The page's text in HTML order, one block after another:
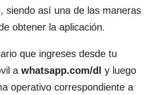
siendo así una de las maneras
obtener la aplicación.
que ingreses desde tu
a whatsapp.com/dl
y luego
operativo correspondiente a